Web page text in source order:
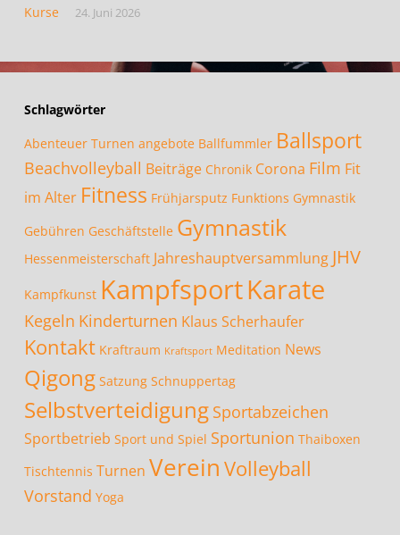
Kurse 24. Juni 2026
Schlagwörter
Abenteuer Turnen angebote Ballfummler Ballsport
Beachvolleyball Beiträge Chronik Corona Film Fit
im Alter Fitness Frühjarsputz Funktions Gymnastik
Gebühren Geschäftstelle Gymnastik
Hessenmeisterschaft Jahreshauptversammlung JHV
Kampfkunst KampfsportKarate
Kegeln Kinderturnen Klaus Scherhaufer
Kontakt Kraftraum Kraftsport Meditation News
Qigong Satzung Schnuppertag
Selbstverteidigung Sportabzeichen
Sportbetrieb Sport und Spiel Sportunion Thaiboxen
Tischtennis Turnen Verein Volleyball
Vorstand Yoga